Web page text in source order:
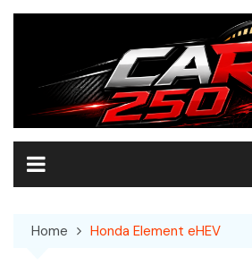
Skip
Home Honda Element eHEV